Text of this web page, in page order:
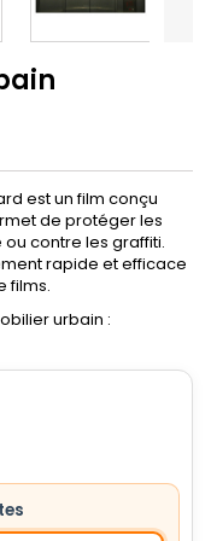
est un film conçu
de protéger les
contre les graffiti.
rapide et efficace
films.
urbain :